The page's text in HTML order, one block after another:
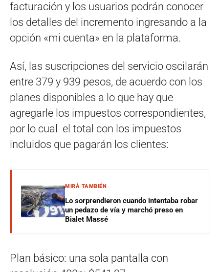
facturación y los usuarios podrán conocer
los detalles del incremento ingresando a la
opción «mi cuenta» en la plataforma.
Así, las suscripciones del servicio oscilarán
entre 379 y 939 pesos, de acuerdo con los
planes disponibles a lo que hay que
agregarle los impuestos correspondientes,
por lo cual el total con los impuestos
incluidos que pagarán los clientes:
MIRÁ TAMBIÉN
Lo sorprendieron cuando intentaba robar
un pedazo de vía y marchó preso en
Bialet Massé
Plan básico: una sola pantalla con